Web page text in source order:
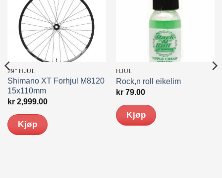
29" HJUL
Shimano XT Forhjul M8120
15x110mm
kr2,999.00
Kjøp
HJUL
Rock,n roll eikelim
kr79.00
Kjøp